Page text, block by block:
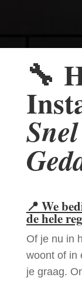
🔧
📍 We
de hele
Of je nu in
woont of in
je graag.